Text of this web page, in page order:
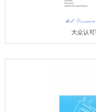
大众认